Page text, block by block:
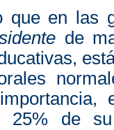
que en las
de
25% de su